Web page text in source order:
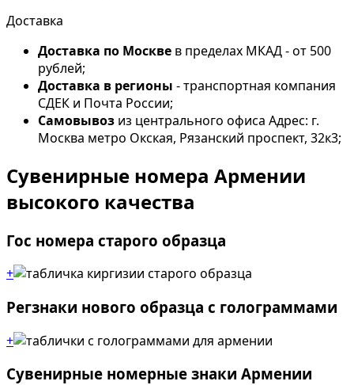
Доставка
Доставка по Москве в пределах МКАД - от 500
рублей;
Доставка в регионы - транспортная компания
СДЕК и Почта России;
Самовывоз из центрального офиса Адрес: г.
Москва метро Окская, Рязанский проспект, 32к3;
Сувенирные номера Армении
высокого качества
Гос номера старого образца
+
Регзнаки нового образца с голограммами
+
Сувенирные номерные знаки Армении